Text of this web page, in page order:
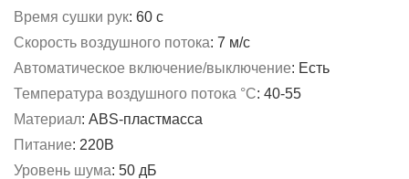
Время сушки рук: 60 с
Скорость воздушного потока: 7 м/с
Автоматическое включение/выключение: Есть
Температура воздушного потока °C: 40-55
Материал: ABS-пластмасса
Питание: 220В
Уровень шума: 50 дБ